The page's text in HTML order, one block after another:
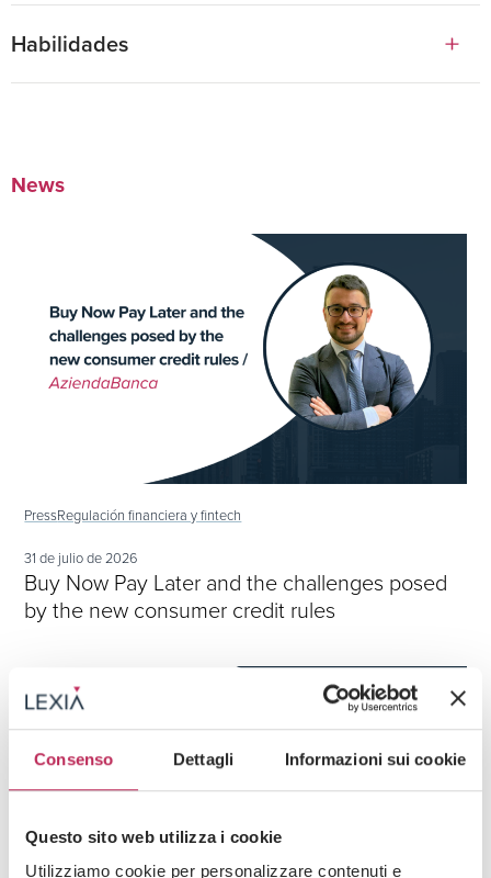
Consenso Dettagli Informazioni sui cookie
Questo sito web utilizza i cookie
Utilizziamo cookie per personalizzare contenuti e
Habilidades
DORA y riesgo de las TIC
Cumplimiento Normativo
News
PressRegulación financiera y fintech
31 de julio de 2026
Buy Now Pay Later and the challenges posed
by the new consumer credit rules